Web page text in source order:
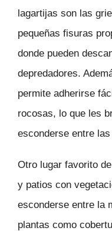
lagartijas son las
pequeñas fisuras
donde pueden
depredadores.
permite adherirse
rocosas, lo que les
esconderse entre
Otro lugar favorito
y patios con
esconderse entre la
plantas como